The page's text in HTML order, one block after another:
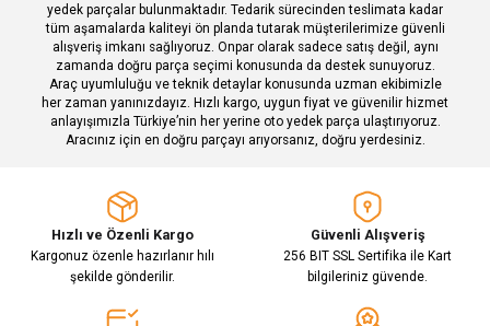
Gönder
yedek parçalar bulunmaktadır. Tedarik sürecinden teslimata kadar
tüm aşamalarda kaliteyi ön planda tutarak müşterilerimize güvenli
alışveriş imkanı sağlıyoruz. Onpar olarak sadece satış değil, aynı
zamanda doğru parça seçimi konusunda da destek sunuyoruz.
Araç uyumluluğu ve teknik detaylar konusunda uzman ekibimizle
her zaman yanınızdayız. Hızlı kargo, uygun fiyat ve güvenilir hizmet
anlayışımızla Türkiye’nin her yerine oto yedek parça ulaştırıyoruz.
Aracınız için en doğru parçayı arıyorsanız, doğru yerdesiniz.
Hızlı ve Özenli Kargo
Kargonuz özenle hazırlanır hılı
şekilde gönderilir.
Güvenli Alışveriş
256 BIT SSL Sertifika ile Kart
bilgileriniz güvende.